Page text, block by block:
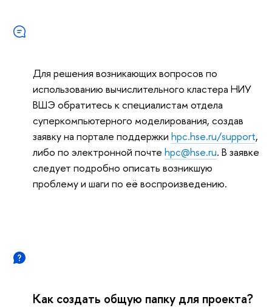
Для решения возникающих вопросов по
использованию вычислительного кластера НИУ
ВШЭ обратитесь к специалистам отдела
суперкомпьютерного моделирования, создав
заявку на портале поддержки hpc.hse.ru/support,
либо по электронной почте hpc@hse.ru. В заявке
следует подробно описать возникшую
проблему и шаги по её воспроизведению.
Как создать общую папку для проекта?